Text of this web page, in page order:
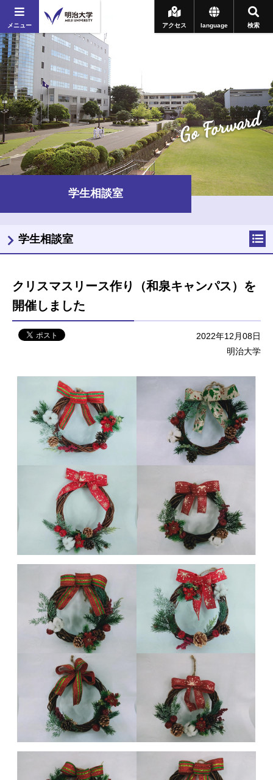
メニュー 検索
language
アクセス
Go Forward
学生相談室
クリスマスリース作り（和泉キャンパス）を
開催しました
2022年12月08日
明治大学
学生相談室